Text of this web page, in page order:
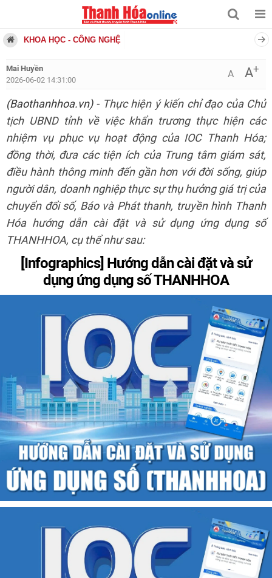
KHOA HỌC - CÔNG NGHỆ
Mai Huyền
2026-06-02 14:31:00
A A+
(Baothanhhoa.vn)- Thực hiện ý kiến chỉ đạo của Chủ
tịch UBND tỉnh về việc khẩn trương thực hiện các
nhiệm vụ phục vụ hoạt động của IOC Thanh Hóa;
đồng thời, đưa các tiện ích của Trung tâm giám sát,
điều hành thông minh đến gần hơn với đời sống, giúp
người dân, doanh nghiệp thực sự thụ hưởng giá trị của
chuyển đổi số, Báo và Phát thanh, truyền hình Thanh
Hóa hướng dẫn cài đặt và sử dụng ứng dụng số
THANHHOA, cụ thể như sau:
[Infographics] Hướng dẫn cài đặt và sử
dụng ứng dụng số THANHHOA